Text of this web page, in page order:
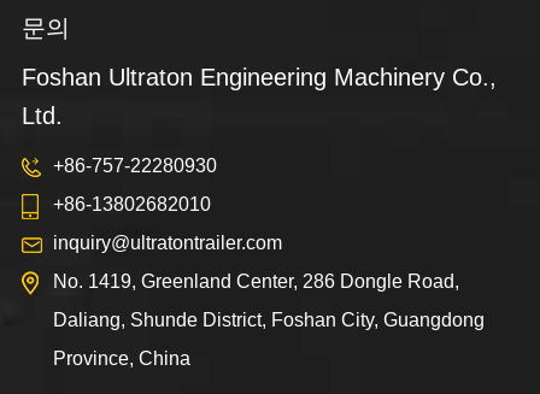
문의
Foshan Ultraton Engineering Machinery Co.,
Ltd.
+86-757-22280930
+86-13802682010
inquiry@ultratontrailer.com
No. 1419, Greenland Center, 286 Dongle Road,
Daliang, Shunde District, Foshan City, Guangdong
Province, China